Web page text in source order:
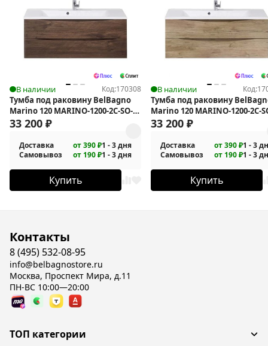
В наличии Код:170308
Тумба под раковину BelBagno
Marino 120 MARINO-1200-2C-SO-
RW-P подвесная
33 200 ₽
Доставка от 390 ₽1 - 3 дня
Самовывоз
от 190 ₽1 - 3 дня
Купить
В наличии Код:
Тумба под раковину
Marino 120 MARINO-1200-2C-
RN-P подвесная
33 200 ₽
Доставка от 390 ₽1 - 3
Самовывоз
от 190 ₽1 - 3
Купить
Контакты
8 (495) 532-08-95
info@belbagnostore.ru
Москва, Проспект Мира, д.11
ПН-ВС 10:00—20:00
ТОП категории